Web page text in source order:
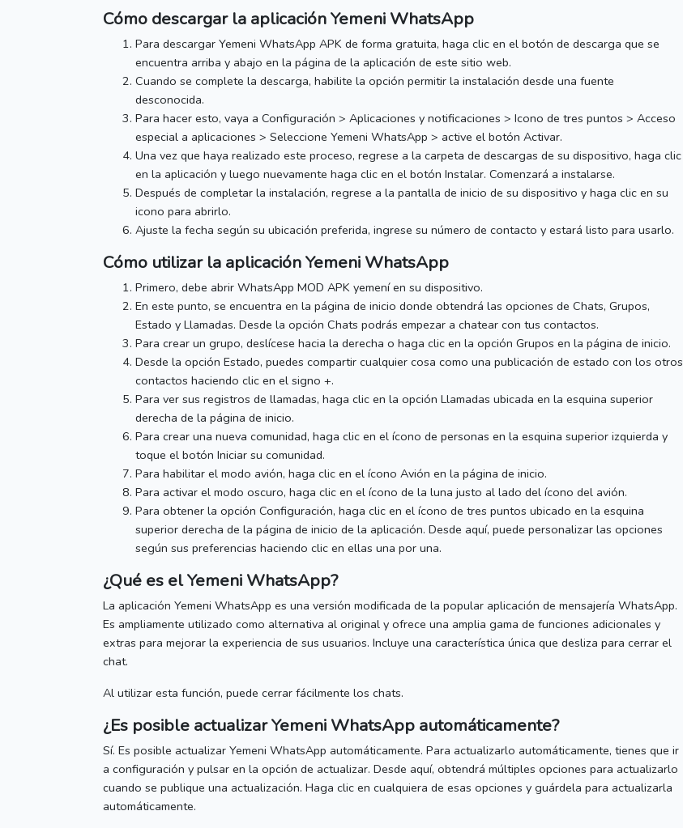
Cómo descargar la aplicaciónYemeni WhatsApp
Para descargar Yemeni WhatsApp APK de forma gratuita, haga clic en el botón de descarga que se
encuentra arriba y abajo en la página de la aplicación de este sitio web.
Cuando se complete la descarga, habilite la opción permitir la instalación desde una fuente
desconocida.
Para hacer esto, vaya a Configuración > Aplicaciones y notificaciones > Icono de tres puntos > Acceso
especial a aplicaciones > Seleccione Yemeni WhatsApp > active el botón Activar.
Una vez que haya realizado este proceso, regrese a la carpeta de descargas de su dispositivo, haga clic
en la aplicación y luego nuevamente haga clic en el botón Instalar. Comenzará a instalarse.
Después de completar la instalación, regrese a la pantalla de inicio de su dispositivo y haga clic en su
icono para abrirlo.
Ajuste la fecha según su ubicación preferida, ingrese su número de contacto y estará listo para usarlo.
Cómo utilizar la aplicaciónYemeni WhatsApp
Primero, debe abrir WhatsApp MOD APK yemení en su dispositivo.
En este punto, se encuentra en la página de inicio donde obtendrá las opciones de Chats, Grupos,
Estado y Llamadas. Desde la opción Chats podrás empezar a chatear con tus contactos.
Para crear un grupo, deslícese hacia la derecha o haga clic en la opción Grupos en la página de inicio.
Desde la opción Estado, puedes compartir cualquier cosa como una publicación de estado con los otros
contactos haciendo clic en el signo +.
Para ver sus registros de llamadas, haga clic en la opción Llamadas ubicada en la esquina superior
derecha de la página de inicio.
Para crear una nueva comunidad, haga clic en el ícono de personas en la esquina superior izquierda y
toque el botón Iniciar su comunidad.
Para habilitar el modo avión, haga clic en el ícono Avión en la página de inicio.
Para activar el modo oscuro, haga clic en el ícono de la luna justo al lado del ícono del avión.
Para obtener la opción Configuración, haga clic en el ícono de tres puntos ubicado en la esquina
superior derecha de la página de inicio de la aplicación. Desde aquí, puede personalizar las opciones
según sus preferencias haciendo clic en ellas una por una.
¿Qué es elYemeni WhatsApp?
La aplicación Yemeni WhatsApp es una versión modificada de la popular aplicación de mensajería WhatsApp.
Es ampliamente utilizado como alternativa al original y ofrece una amplia gama de funciones adicionales y
extras para mejorar la experiencia de sus usuarios. Incluye una característica única que desliza para cerrar el
chat.
Al utilizar esta función, puede cerrar fácilmente los chats.
¿Es posible actualizarYemeni WhatsApp automáticamente?
Sí. Es posible actualizar Yemeni WhatsApp automáticamente. Para actualizarlo automáticamente, tienes que ir
a configuración y pulsar en la opción de actualizar. Desde aquí, obtendrá múltiples opciones para actualizarlo
cuando se publique una actualización. Haga clic en cualquiera de esas opciones y guárdela para actualizarla
automáticamente.